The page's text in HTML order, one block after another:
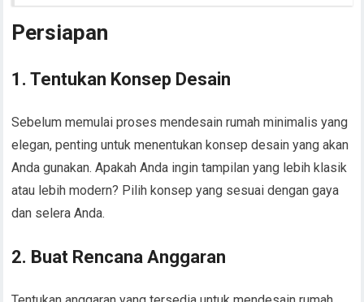
Persiapan
1. Tentukan Konsep Desain
Sebelum memulai proses mendesain rumah minimalis yang
elegan, penting untuk menentukan konsep desain yang akan
Anda gunakan. Apakah Anda ingin tampilan yang lebih klasik
atau lebih modern? Pilih konsep yang sesuai dengan gaya
dan selera Anda.
2. Buat Rencana Anggaran